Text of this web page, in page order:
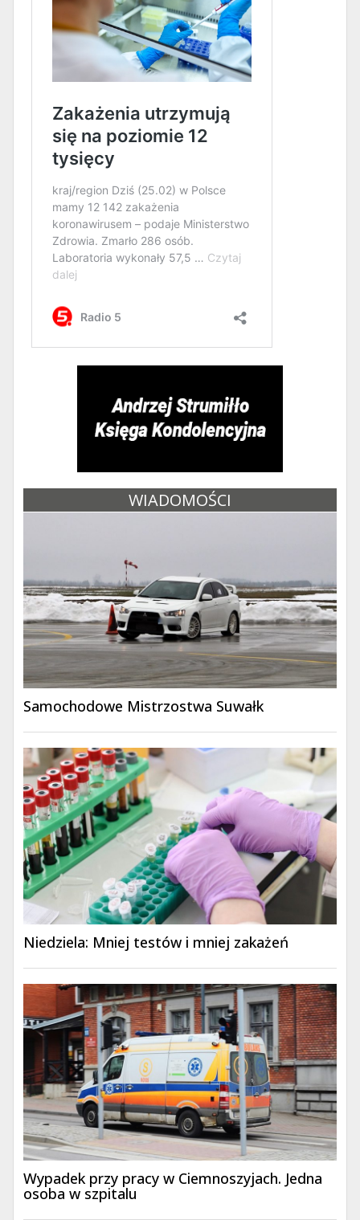
WIADOMOŚCI
Samochodowe Mistrzostwa Suwałk
Niedziela: Mniej testów i mniej zakażeń
Wypadek przy pracy w Ciemnoszyjach. Jedna
osoba w szpitalu